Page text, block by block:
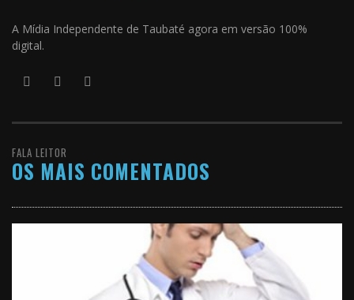
A Mídia Independente de Taubaté agora em versão 100%
digital.
FALA LEITOR
OS MAIS COMENTADOS